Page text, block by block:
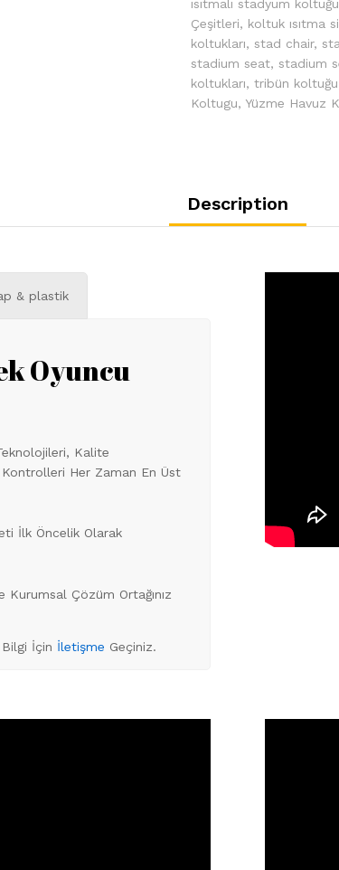
ısıtmalı stadyum koltuğu
Çeşitleri, koltuk ısıtma
koltukları,stad chair,
stadium seat,stadium
koltukları,tribün koltuğu
Koltugu, Yüzme Havuz
Description
& plastik
Oyuncu
Kalite
Kontrolleri Her Zaman En Üst
İlk Öncelik Olarak
Çözüm Ortağınız
İçin İletişme Geçiniz.